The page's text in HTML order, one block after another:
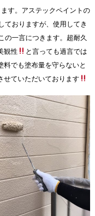
す。アステックペイントの
ておりますが、使用してき
の一言につきます。超耐久
観性
と言っても過言では
料でも塗布量を守らないと
せていただいております